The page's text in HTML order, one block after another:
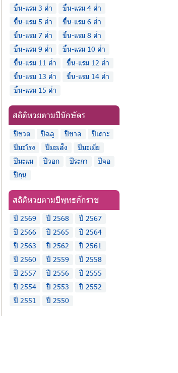
ขึ้น-แรม 3 ค่ำ
ขึ้น-แรม 4 ค่ำ
ขึ้น-แรม 5 ค่ำ
ขึ้น-แรม 6 ค่ำ
ขึ้น-แรม 7 ค่ำ
ขึ้น-แรม 8 ค่ำ
ขึ้น-แรม 9 ค่ำ
ขึ้น-แรม 10 ค่ำ
ขึ้น-แรม 11 ค่ำ
ขึ้น-แรม 12 ค่ำ
ขึ้น-แรม 13 ค่ำ
ขึ้น-แรม 14 ค่ำ
ขึ้น-แรม 15 ค่ำ
สถิติหวยตามปีนักษัตร
ปีชวด ปีฉลู ปีขาล
ปีเถาะ
ปีมะโรง
ปีมะเส็ง
ปีมะเมีย
ปีมะแม
ปีวอก ปีระกา
ปีจอ
ปีกุน
สถิติหวยตามปีพุทธศักราช
ปี 2569 ปี 2568
ปี 2567
ปี 2566
ปี 2565
ปี 2564
ปี 2563
ปี 2562
ปี 2561
ปี 2560
ปี 2559
ปี 2558
ปี 2557
ปี 2556
ปี 2555
ปี 2554
ปี 2553
ปี 2552
ปี 2551
ปี 2550